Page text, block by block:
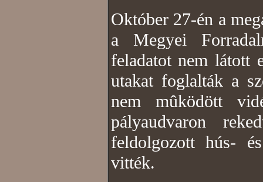
Október 27-én a
a Megyei
feladatot nem látott
utakat foglalták a
nem mûködött
pályaudvaron
feldolgozott hús-
vitték.